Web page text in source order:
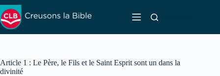
Passer
au
contenu
Article 1 : Le Père, le Fils et le Saint Esprit sont un dans la
divinité